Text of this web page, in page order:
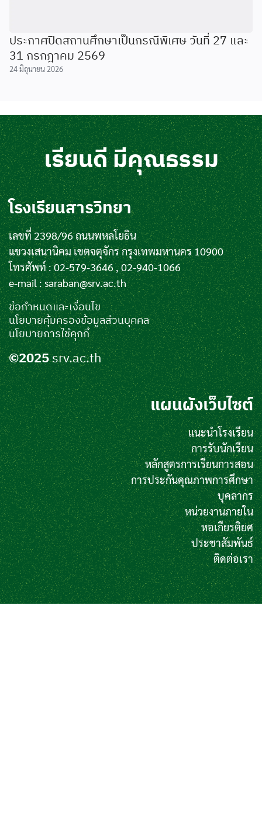
ประกาศปิดสถานศึกษาเป็นกรณีพิเศษ วันที่ 27 และ
31 กรกฎาคม 2569
24 มิถุนายน 2026
เรียนดี มีคุณธรรม
โรงเรียนสารวิทยา
เลขที่ 2398/96 ถนนพหลโยธิน
แขวงเสนานิคม เขตจตุจักร กรุงเทพมหานคร 10900
โทรศัพท์ : 02-579-3646 , 02-940-1066
e-mail :saraban@srv.ac.th
ข้อกำหนดและเงื่อนไข
นโยบายคุ้มครองข้อมูลส่วนบุคคล
นโยบายการใช้คุกกี้
©2025srv.ac.th
แผนผังเว็บไซต์
แนะนำโรงเรียน
การรับนักเรียน
หลักสูตรการเรียนการสอน
การประกันคุณภาพการศึกษา
บุคลากร
หน่วยงานภายใน
หอเกียรติยศ
ประชาสัมพันธ์
ติดต่อเรา